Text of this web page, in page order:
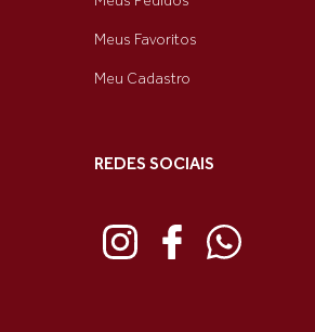
Meus Favoritos
Meu Cadastro
REDES SOCIAIS